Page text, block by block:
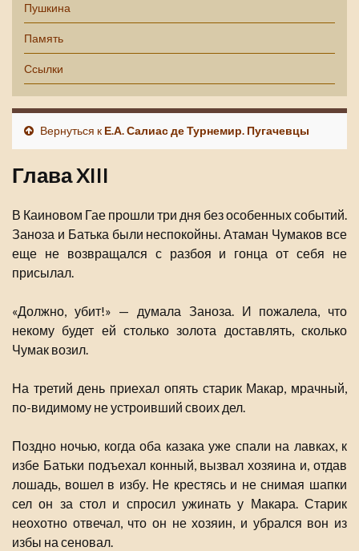
Пушкина
Память
Ссылки
Вернуться к Е.А. Салиас де Турнемир. Пугачевцы
Глава XIII
В Каиновом Гае прошли три дня без особенных событий.
Заноза и Батька были неспокойны. Атаман Чумаков все
еще не возвращался с разбоя и гонца от себя не
присылал.
«Должно, убит!» — думала Заноза. И пожалела, что
некому будет ей столько золота доставлять, сколько
Чумак возил.
На третий день приехал опять старик Макар, мрачный,
по-видимому не устроивший своих дел.
Поздно ночью, когда оба казака уже спали на лавках, к
избе Батьки подъехал конный, вызвал хозяина и, отдав
лошадь, вошел в избу. Не крестясь и не снимая шапки
сел он за стол и спросил ужинать у Макара. Старик
неохотно отвечал, что он не хозяин, и убрался вон из
избы на сеновал.